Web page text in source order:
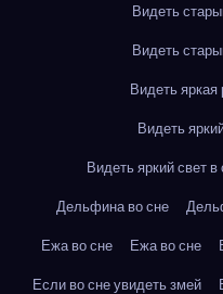
Видеть
Видеть
Видеть яркая
Видеть
Видеть яркий свет
Дельфина во сне
Ежа во сне
Ежа во сне
Если во сне увидеть змей